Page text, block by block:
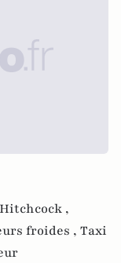
,
froides , Taxi